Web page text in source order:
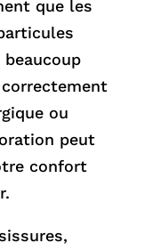
que les
ou
peut
confort